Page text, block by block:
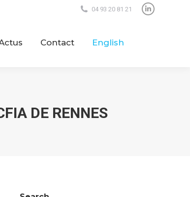
04 93 20 81 21
LinkedIn
Contact English
DE RENNES